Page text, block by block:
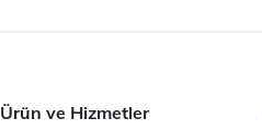
Ürün ve Hizmetler